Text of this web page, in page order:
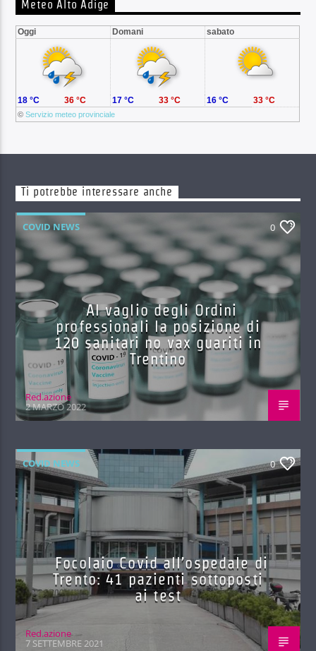
Meteo Alto Adige
Oggi Domani sabato
©Servizio meteo provinciale
18 °C 36 °C 17 °C 33 °C 16 °C 33 °C
Ti potrebbe interessare anche
COVID NEWS 0
Al vaglio degli Ordini
professionali la posizione di
120 sanitari no vax guariti in
Trentino
Red.azione
2 MARZO 2022
COVID NEWS 0
Focolaio Covid all’ospedale di
Trento: 41 pazienti sottoposti
ai test
Red.azione
7 SETTEMBRE 2021